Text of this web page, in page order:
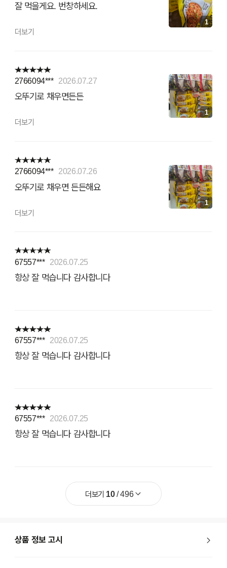
잘 먹을게요. 번창하세요.
더보기
1
2766094*** 2026.07.27
오뚜기로 채우면든든
더보기
1
2766094*** 2026.07.26
오뚜기로 채우면 든든해요
더보기
1
67557*** 2026.07.25
항상 잘 먹습니다 감사합니다
67557*** 2026.07.25
항상 잘 먹습니다 감사합니다
67557*** 2026.07.25
항상 잘 먹습니다 감사합니다
더보기 10/496
상품 정보 고시